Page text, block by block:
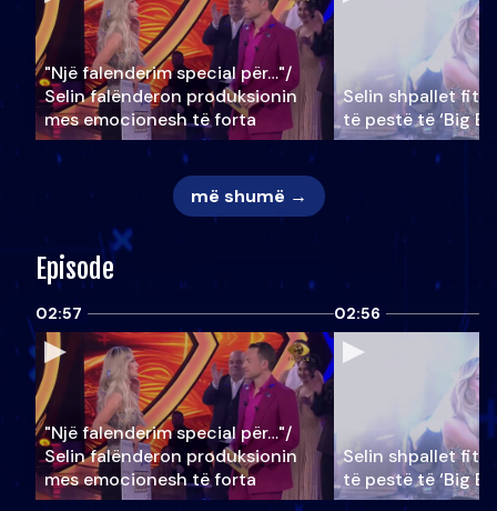
"Një falenderim special për…"/
Selin falënderon produksionin
mes emocionesh të forta
Selin shpallet
të pestë të ‘Big
më shumë →
Episode
02:57
"Një falenderim special për…"/
Selin falënderon produksionin
mes emocionesh të forta
02:56
Selin shpallet
të pestë të ‘Big